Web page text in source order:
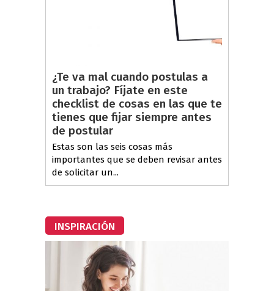
¿Te va mal cuando postulas a
un trabajo? Fíjate en este
checklist de cosas en las que te
tienes que fijar siempre antes
de postular
Estas son las seis cosas más
importantes que se deben revisar antes
de solicitar un...
INSPIRACIÓN